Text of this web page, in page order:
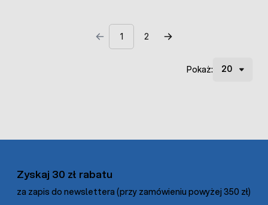
1 2
Pokaż:
Zyskaj 30 zł rabatu
za zapis do newslettera (przy zamówieniu powyżej 350 zł)